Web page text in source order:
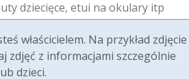
właścicielem. Na przykład zdjęcie
zdjęć z informacjami szczególnie
dzieci.